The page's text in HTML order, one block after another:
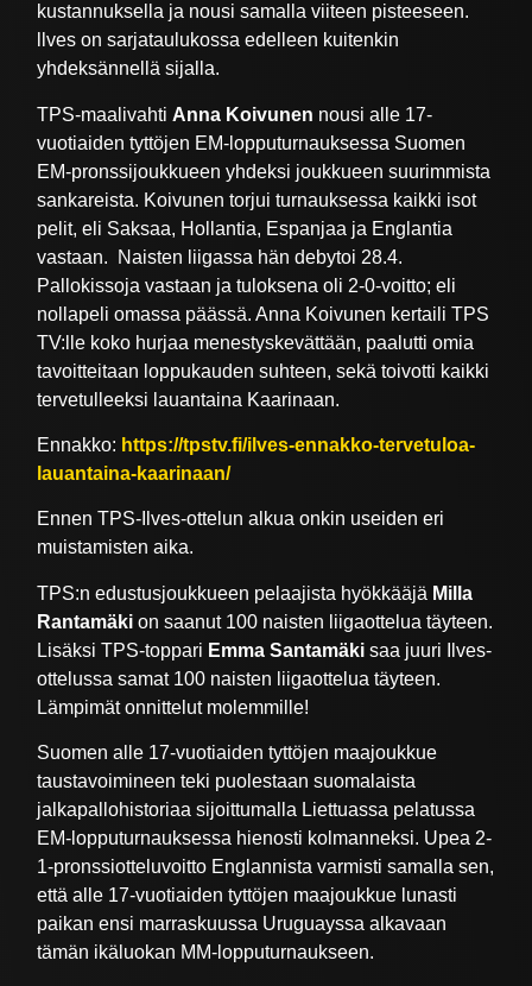
kustannuksella ja nousi samalla viiteen pisteeseen.
llves on sarjataulukossa edelleen kuitenkin
yhdeksännellä sijalla.
TPS-maalivahti Anna Koivunen nousi alle 17-
vuotiaiden tyttöjen EM-lopputurnauksessa Suomen
EM-pronssijoukkueen yhdeksi joukkueen suurimmista
sankareista. Koivunen torjui turnauksessa kaikki isot
pelit, eli Saksaa, Hollantia, Espanjaa ja Englantia
vastaan. Naisten liigassa hän debytoi 28.4.
Pallokissoja vastaan ja tuloksena oli 2-0-voitto; eli
nollapeli omassa päässä. Anna Koivunen kertaili TPS
TV:lle koko hurjaa menestyskevättään, paalutti omia
tavoitteitaan loppukauden suhteen, sekä toivotti kaikki
tervetulleeksi lauantaina Kaarinaan.
Ennakko: https://tpstv.fi/ilves-ennakko-tervetuloa-
lauantaina-kaarinaan/
Ennen TPS-Ilves-ottelun alkua onkin useiden eri
muistamisten aika.
TPS:n edustusjoukkueen pelaajista hyökkääjä Milla
Rantamäki on saanut 100 naisten liigaottelua täyteen.
Lisäksi TPS-toppari Emma Santamäkisaa juuri Ilves-
ottelussa samat 100 naisten liigaottelua täyteen.
Lämpimät onnittelut molemmille!
Suomen alle 17-vuotiaiden tyttöjen maajoukkue
taustavoimineen teki puolestaan suomalaista
jalkapallohistoriaa sijoittumalla Liettuassa pelatussa
EM-lopputurnauksessa hienosti kolmanneksi. Upea 2-
1-pronssiotteluvoitto Englannista varmisti samalla sen,
että alle 17-vuotiaiden tyttöjen maajoukkue lunasti
paikan ensi marraskuussa Uruguayssa alkavaan
tämän ikäluokan MM-lopputurnaukseen.